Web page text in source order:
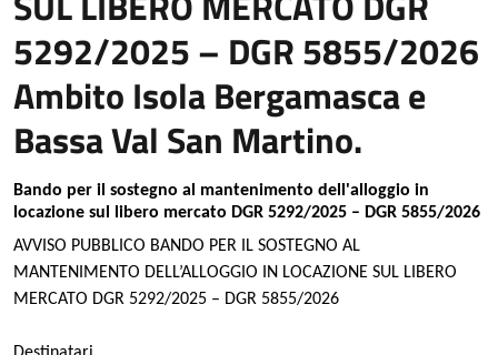
5292/2025 – DGR 5855/2026
Ambito Isola Bergamasca e
Bassa Val San Martino.
Bando per il sostegno al mantenimento dell'alloggio in
locazione sul libero mercato DGR 5292/2025 – DGR 5855/2026
AVVISO PUBBLICO BANDO PER IL SOSTEGNO AL
MANTENIMENTO DELL’ALLOGGIO IN LOCAZIONE SUL LIBERO
MERCATO DGR 5292/2025 – DGR 5855/2026